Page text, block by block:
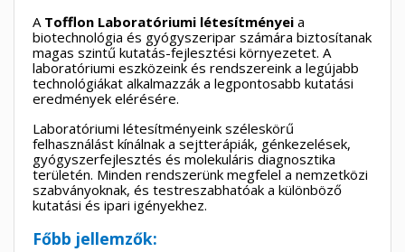
A Tofflon Laboratóriumi létesítményei a
biotechnológia és gyógyszeripar számára biztosítanak
magas szintű kutatás-fejlesztési környezetet. A
laboratóriumi eszközeink és rendszereink a legújabb
technológiákat alkalmazzák a legpontosabb kutatási
eredmények elérésére.
Laboratóriumi létesítményeink széleskörű
felhasználást kínálnak a sejtterápiák, génkezelések,
gyógyszerfejlesztés és molekuláris diagnosztika
területén. Minden rendszerünk megfelel a nemzetközi
szabványoknak, és testreszabhatóak a különböző
kutatási és ipari igényekhez.
Főbb jellemzők:
My wishlists
((modalTitle)) ×
Kívánságlista létrehozása ×
Kívánságlista neve
Bejelentkezés ×
Be kell jelentkezned a termékek kívánságlistába történő
mentéséhez.